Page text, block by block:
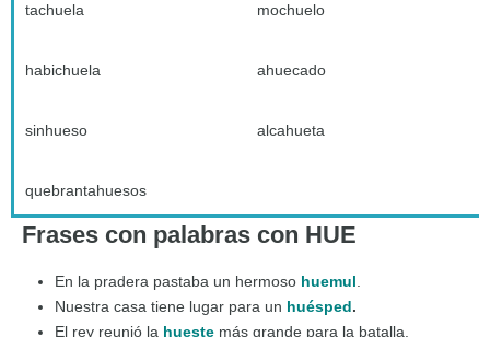
tachuela mochuelo
habichuela ahuecado
sinhueso alcahueta
quebrantahuesos
Frases con palabras con HUE
En la pradera pastaba un hermoso huemul
Nuestra casa tiene lugar para un huésped.
El rey reunió la hueste más grande para la batalla.